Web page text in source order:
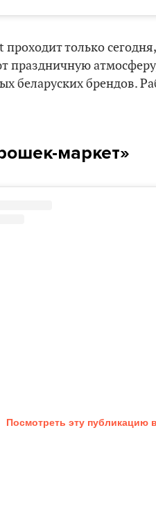
только
праздничную
беларуских брендов.
маркет»
Посмотреть эту публикацию